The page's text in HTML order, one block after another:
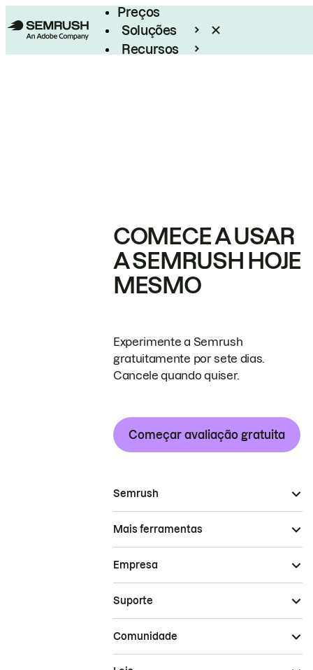
Preços
Soluções
Recursos
COMECE A USAR
A SEMRUSH HOJE
MESMO
Experimente a Semrush
gratuitamente por sete dias.
Cancele quando quiser.
Começar avaliação gratuita
Semrush
Mais ferramentas
Empresa
Suporte
Comunidade